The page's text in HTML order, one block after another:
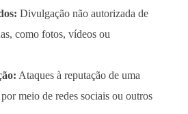
Divulgação não autorizada de
como fotos, vídeos ou
Ataques à reputação de uma
meio de redes sociais ou outros